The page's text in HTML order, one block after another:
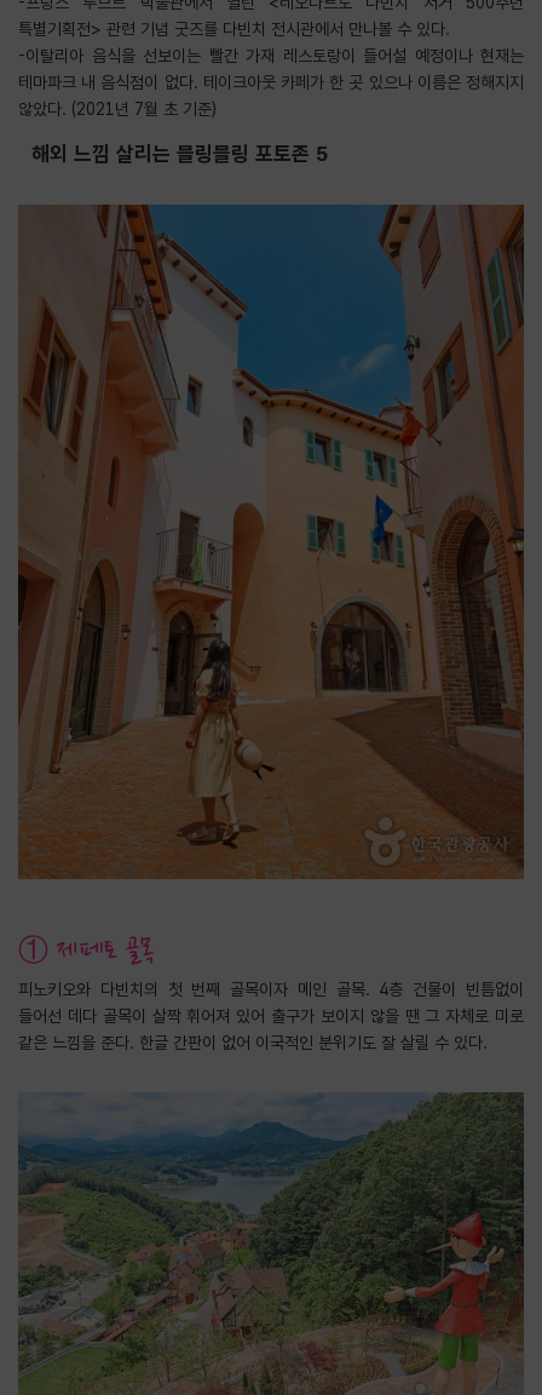
특별기획전> 관련 기념 굿즈를 다빈치 전시관에서 만나볼 수 있다.
-이탈리아 음식을 선보이는 빨간 가재 레스토랑이 들어설 예정이나 현재는
테마파크 내 음식점이 없다. 테이크아웃 카페가 한 곳 있으나 이름은 정해지지
않았다. (2021년 7월 초 기준)
해외 느낌 살리는 블링블링 포토존 5
① 제페토 골목
피노키오와 다빈치의 첫 번째 골목이자 메인 골목. 4층 건물이 빈틈없이
들어선 데다 골목이 살짝 휘어져 있어 출구가 보이지 않을 땐 그 자체로 미로
같은 느낌을 준다. 한글 간판이 없어 이국적인 분위기도 잘 살릴 수 있다.